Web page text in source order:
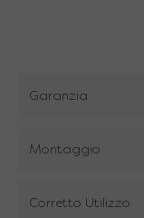
Dimensioni
3 allunghe in
Garanzia
Montaggio
Corretto Utilizzo